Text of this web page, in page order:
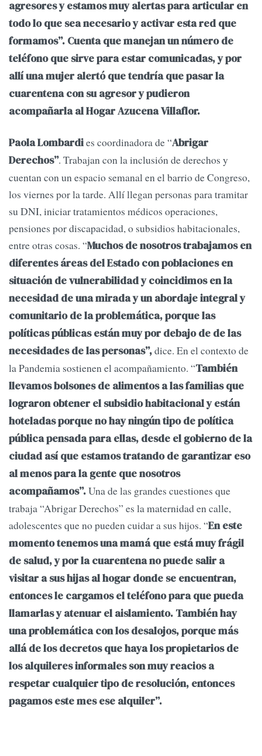
agresores y estamos muy alertas para articular en
todo lo que sea necesario y activar esta red que
formamos”. Cuenta que manejan un número de
teléfono que sirve para estar comunicadas, y por
allí una mujer alertó que tendría que pasar la
cuarentena con su agresor y pudieron
acompañarla al Hogar Azucena Villaflor.
Paola Lombardies coordinadora de “Abrigar
Derechos”. Trabajan con la inclusión de derechos y
cuentan con un espacio semanal en el barrio de Congreso,
los viernes por la tarde. Allí llegan personas para tramitar
su DNI, iniciar tratamientos médicos operaciones,
pensiones por discapacidad, o subsidios habitacionales,
entre otras cosas. “Muchos de nosotros trabajamos en
diferentes áreas del Estado con poblaciones en
situación de vulnerabilidad y coincidimos en la
necesidad de una mirada y un abordaje integral y
comunitario de la problemática, porque las
políticas públicas están muy por debajo de de las
necesidades de las personas”,dice. En el contexto de
la Pandemia sostienen el acompañamiento. “También
llevamos bolsones de alimentos a las familias que
lograron obtener el subsidio habitacional y están
hoteladas porque no hay ningún tipo de política
pública pensada para ellas, desde el gobierno de la
ciudad así que estamos tratando de garantizar eso
al menos para la gente que nosotros
acompañamos”.Una de las grandes cuestiones que
trabaja “Abrigar Derechos” es la maternidad en calle,
adolescentes que no pueden cuidar a sus hijos. “En este
momento tenemos una mamá que está muy frágil
de salud, y por la cuarentena no puede salir a
visitar a sus hijas al hogar donde se encuentran,
entonces le cargamos el teléfono para que pueda
llamarlas y atenuar el aislamiento. También hay
una problemática con los desalojos, porque más
allá de los decretos que haya los propietarios de
los alquileres informales son muy reacios a
respetar cualquier tipo de resolución, entonces
pagamos este mes ese alquiler”.